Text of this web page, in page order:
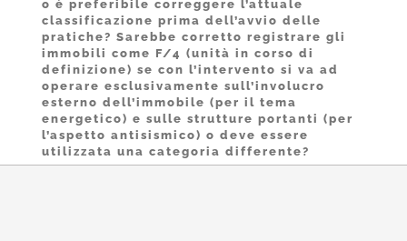
o è preferibile correggere l’attuale
classificazione prima dell’avvio delle
pratiche? Sarebbe corretto registrare gli
immobili come F/4 (unità in corso di
definizione) se con l’intervento si va ad
operare esclusivamente sull’involucro
esterno dell’immobile (per il tema
energetico) e sulle strutture portanti (per
l’aspetto antisismico) o deve essere
utilizzata una categoria differente?